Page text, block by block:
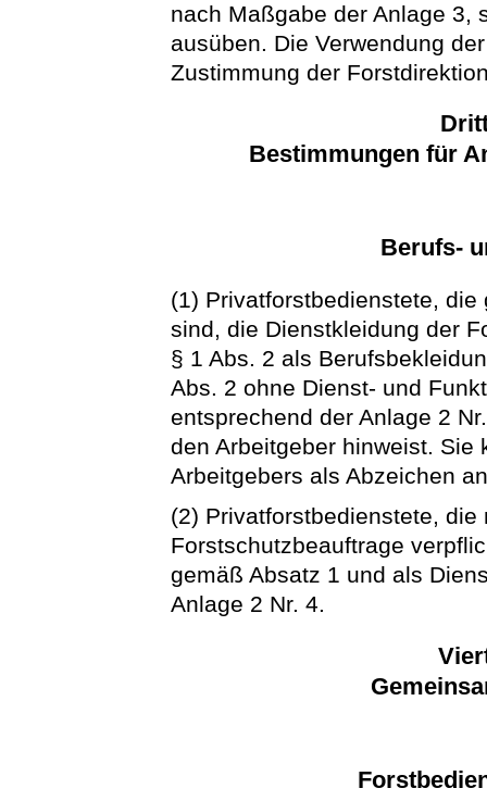
nach Maßgabe der Anlage 3,
ausüben. Die Verwendung
Zustimmung der
Bestimmungen für
Berufs-
(1) Privatforstbedienstete,
sind, die Dienstkleidung der
§ 1 Abs. 2 als
Abs. 2 ohne Dienst- und
entsprechend der Anlage 2
den Arbeitgeber hinweist. Sie
Arbeitgebers als Abzeichen
(2) Privatforstbedienstete,
Forstschutzbeauftrage
gemäß Absatz 1 und als
Anlage 2 Nr. 4.